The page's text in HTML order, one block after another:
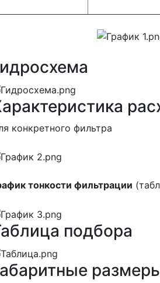
конкретного фильтра
тонкости фильтрации
подбора